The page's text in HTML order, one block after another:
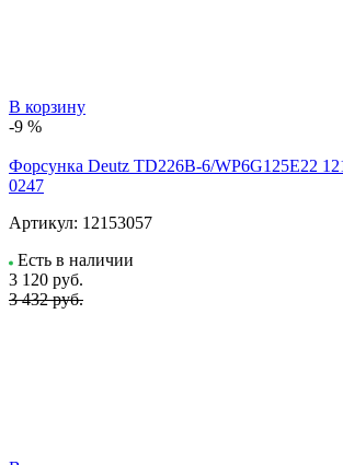
В корзину
-9 %
Форсунка Deutz TD226B-6/WP6G125E22
0247
Артикул: 12153057
Есть в наличии
3 120 руб.
3 432 руб.